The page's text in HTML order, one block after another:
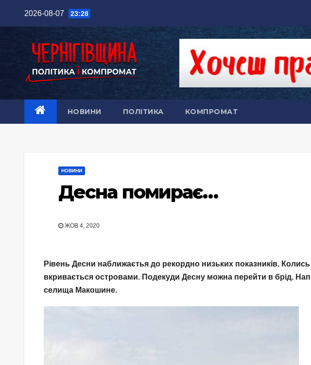
2026-08-07 23:28
НОВИНИ ПОЛІТИКА КОМПРОМАТ
НОВИНИ
Десна помирає…
ЖОВ 4, 2020
Рівень Десни наближаєтья до рекордно низьких показників.
вкривається островами. Подекуди Десну можна перейти в брід.
селища Макошине.